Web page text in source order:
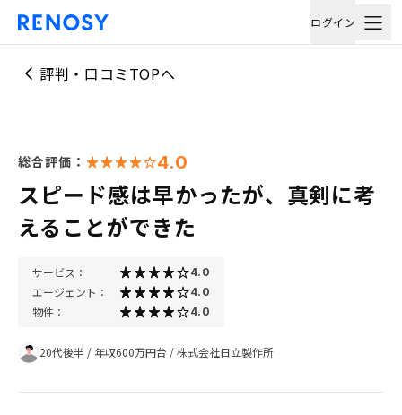
ログイン
評判・口コミTOPへ
総合評価： 4.0
スピード感は早かったが、真剣に考
えることができた
サービス： 4.0
エージェント： 4.0
物件： 4.0
20代後半 / 年収600万円台 /株式会社日立製作所